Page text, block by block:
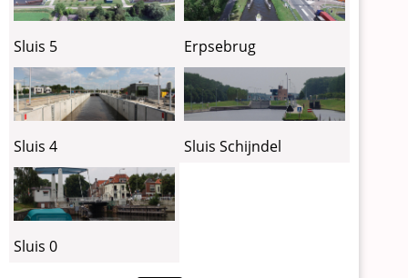
Sluis 5 Erpsebrug
Sluis 4 Sluis Schijndel
Sluis 0